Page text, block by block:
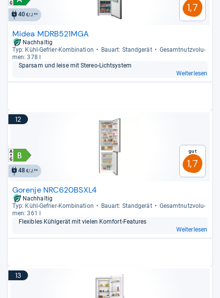
40€/J.**
1,7
Midea MDRB521MGA
Nachhaltig
Typ: Kühl-​Gefrier-​Kom­bi­na­tion
Bau­art: Stand­ge­rät
Gesamt­nutz­vo­lu­
men: 378 l
Spar­sam und leise mit Ste­reo-​Licht­sys­tem
Weiterlesen
12
48€/J.**
Gut
1,7
Gorenje NRC620BSXL4
Nachhaltig
Typ: Kühl-​Gefrier-​Kom­bi­na­tion
Bau­art: Stand­ge­rät
Gesamt­nutz­vo­lu­
men: 361 l
Fle­xibles Kühl­ge­rät mit vie­len Kom­fort-​Fea­tu­res
Weiterlesen
13